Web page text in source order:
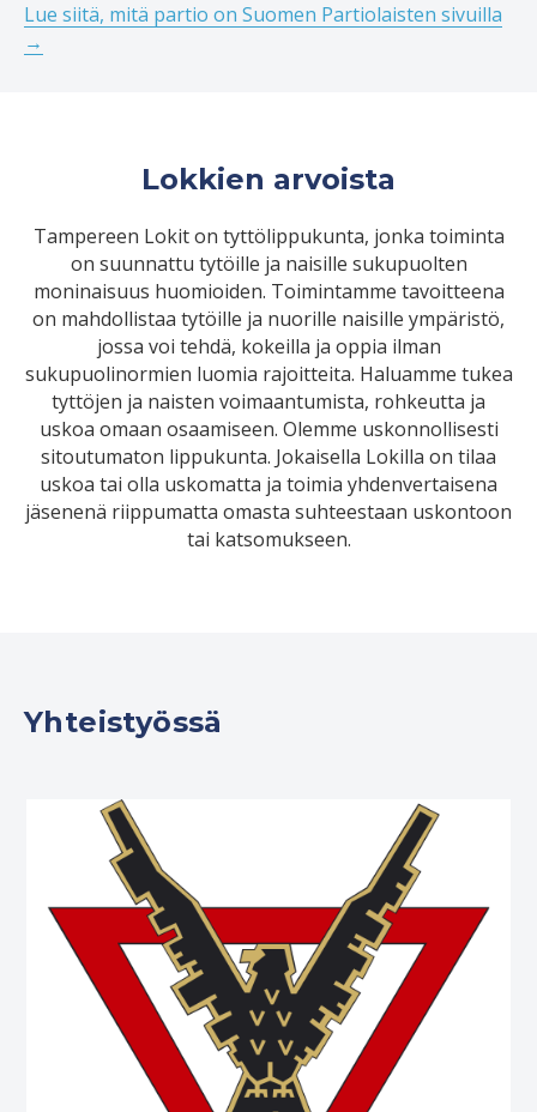
Lue siitä, mitä partio on Suomen Partiolaisten sivuilla
→
Lokkien arvoista
Tampereen Lokit on tyttölippukunta, jonka toiminta
on suunnattu tytöille ja naisille sukupuolten
moninaisuus huomioiden. Toimintamme tavoitteena
on mahdollistaa tytöille ja nuorille naisille ympäristö,
jossa voi tehdä, kokeilla ja oppia ilman
sukupuolinormien luomia rajoitteita. Haluamme tukea
tyttöjen ja naisten voimaantumista, rohkeutta ja
uskoa omaan osaamiseen. Olemme uskonnollisesti
sitoutumaton lippukunta. Jokaisella Lokilla on tilaa
uskoa tai olla uskomatta ja toimia yhdenvertaisena
jäsenenä riippumatta omasta suhteestaan uskontoon
tai katsomukseen.
Yhteistyössä